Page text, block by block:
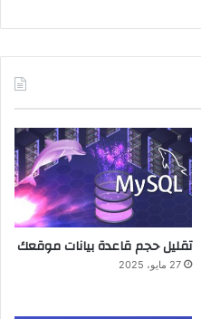
تقليل حجم قاعدة بيانات موقعك
27 مايو، 2025